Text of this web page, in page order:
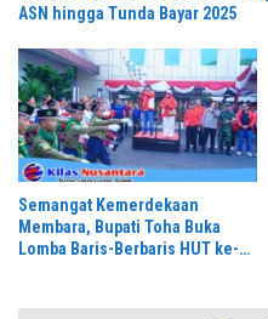
ASN hingga Tunda Bayar 2025
Semangat Kemerdekaan
Membara, Bupati Toha Buka
Lomba Baris-Berbaris HUT ke-81